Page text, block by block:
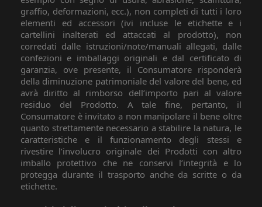
graffio, deformazioni, ecc.), non completi di tutti i loro
elementi ed accessori (ivi incluse le etichette e i
cartellini inalterati ed attaccati al prodotto), non
corredati dalle istruzioni/note/manuali allegati, dalle
confezioni e imballaggi originali e dal certificato di
garanzia, ove presente, il Consumatore risponderà
della diminuzione patrimoniale del valore del bene, ed
avrà diritto al rimborso dell’importo pari al valore
residuo del Prodotto. A tale fine, pertanto, il
Consumatore è invitato a non manipolare il bene oltre
quanto strettamente necessario a stabilire la natura, le
caratteristiche e il funzionamento degli stessi e
rivestire l’involucro originale dei Prodotti con altro
imballo protettivo che ne conservi l’integrità e lo
protegga durante il trasporto anche da scritte o da
etichette.